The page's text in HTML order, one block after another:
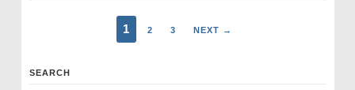
1 2 3 NEXT →
SEARCH